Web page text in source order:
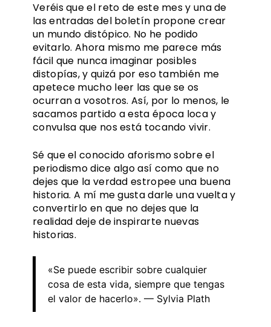
Veréis que el reto de este mes y una de
las entradas del boletín propone crear
un mundo distópico. No he podido
evitarlo. Ahora mismo me parece más
fácil que nunca imaginar posibles
distopías, y quizá por eso también me
apetece mucho leer las que se os
ocurran a vosotros. Así, por lo menos, le
sacamos partido a esta época loca y
convulsa que nos está tocando vivir.
Sé que el conocido aforismo sobre el
periodismo dice algo así como que no
dejes que la verdad estropee una buena
historia. A mí me gusta darle una vuelta y
convertirlo en que no dejes que la
realidad deje de inspirarte nuevas
historias.
«Se puede escribir sobre cualquier
cosa de esta vida, siempre que tengas
el valor de hacerlo». — Sylvia Plath